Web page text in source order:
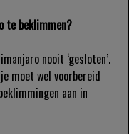
te beklimmen?
nooit ‘gesloten’.
moet wel voorbereid
aan in